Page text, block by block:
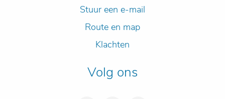
Stuur een e-mail
Route en map
Klachten
Volg ons